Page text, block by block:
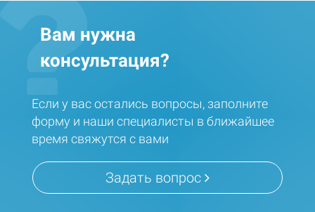
Вам нужна
консультация?
Если у вас остались вопросы, заполните
форму и наши специалисты в ближайшее
время свяжутся с вами
Задать вопрос